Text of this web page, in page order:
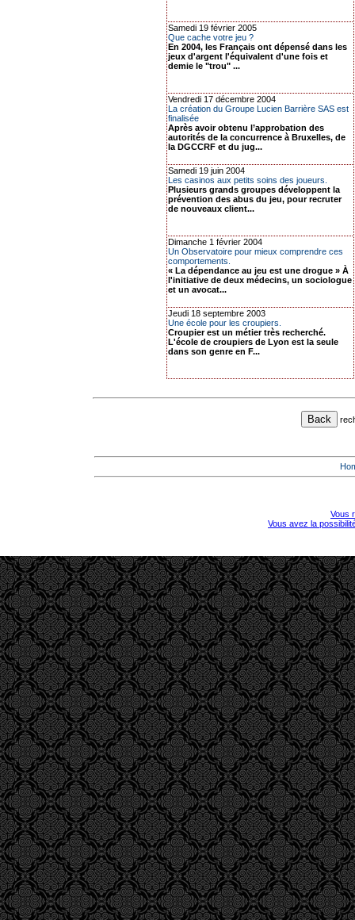
Samedi 19 février 2005
Que cache votre jeu ?
En 2004, les Français ont dépensé dans les
jeux d'argent l'équivalent d'une fois et
demie le "trou" ...
Vendredi 17 décembre 2004
La création du Groupe Lucien Barrière SAS est
finalisée
Après avoir obtenu l’approbation des
autorités de la concurrence à Bruxelles, de
la DGCCRF et du jug...
Samedi 19 juin 2004
Les casinos aux petits soins des joueurs.
Plusieurs grands groupes développent la
prévention des abus du jeu, pour recruter
de nouveaux client...
Dimanche 1 février 2004
Un Observatoire pour mieux comprendre ces
comportements.
« La dépendance au jeu est une drogue » À
l'initiative de deux médecins, un sociologue
et un avocat...
Jeudi 18 septembre 2003
Une école pour les croupiers.
Croupier est un métier très recherché.
L'école de croupiers de Lyon est la seule
dans son genre en F...
Vous
Vous avez la